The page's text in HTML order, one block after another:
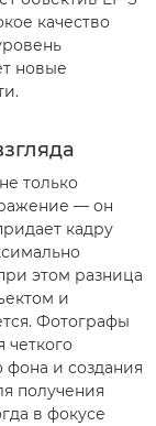
качество
новые
только
— он
кадру
этом разница
и
Фотографы
четкого
фона и создания
получения
в фокусе